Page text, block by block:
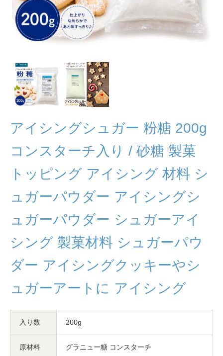
アイシングシュガー 粉糖 200g
コンスターチ入り / 砂糖 製菓
トッピング アイシング 材料 シ
ュガーパウダー アイシングシ
ュガーパウダー シュガーアイ
シング 製菓材料 シュガーパウ
ダー アイシングクッキーやシ
ュガーアートに アイシング
入り数 200g
原材料 グラニュー糖 コンスターチ